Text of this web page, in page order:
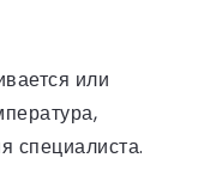
или
специалиста.